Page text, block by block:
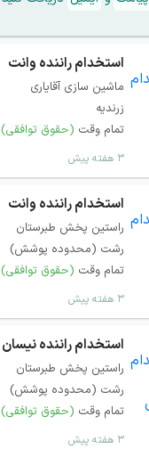
استخدام راننده وانت
ماشین سازی آقایاری
زرندیه
تمام وقت (حقوق توافقی)
۳ هفته پیش
استخدام راننده وانت
راستین پخش طبرستان
رشت (محدوده پوشش)
تمام وقت (حقوق توافقی)
۳ هفته پیش
استخدام راننده نیسان
راستین پخش طبرستان
رشت (محدوده پوشش)
تمام وقت (حقوق توافقی)
۳ هفته پیش